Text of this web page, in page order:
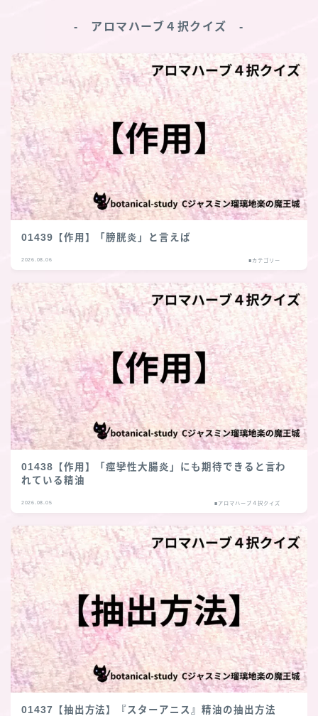
‐ アロマハーブ４択クイズ ‐
01439【作用】「膀胱炎」と言えば
2026.08.06 ■カテゴリー
01438【作用】「痙攣性大腸炎」にも期待できると言わ
れている精油
2026.08.05 ■アロマハーブ４択クイズ
01437【抽出方法】『スターアニス』精油の抽出方法